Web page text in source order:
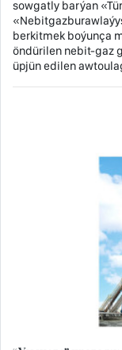
sowgatly barýan
berkitmek boýunça
öndürilen nebit-gaz
üpjün edilen